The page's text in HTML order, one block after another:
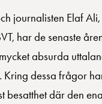
journalisten Elaf
har de senaste
absurda
Kring dessa frågor
besatthet där den